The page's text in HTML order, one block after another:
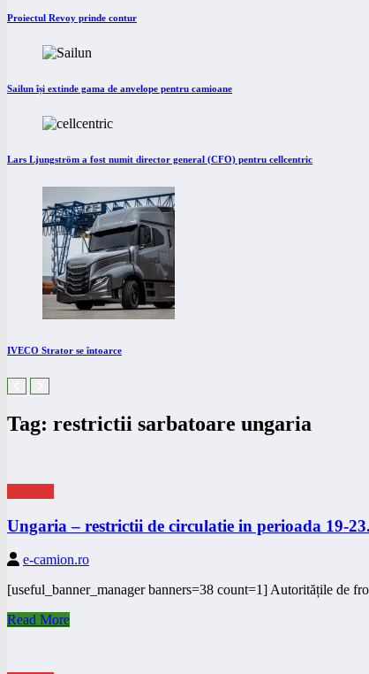
Proiectul Revoy prinde contur
Sailun își extinde gama de anvelope pentru camioane
Lars Ljungström a fost numit director general (CFO) pentru cellcentric
IVECO Strator se întoarce
Tag: restrictii sarbatoare ungaria
Ungaria – restrictii de circulatie in perioada 19-
e-camion.ro
[useful_banner_manager banners=38 count=1] Autoritățile de
Read More